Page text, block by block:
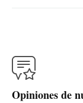
Opiniones de